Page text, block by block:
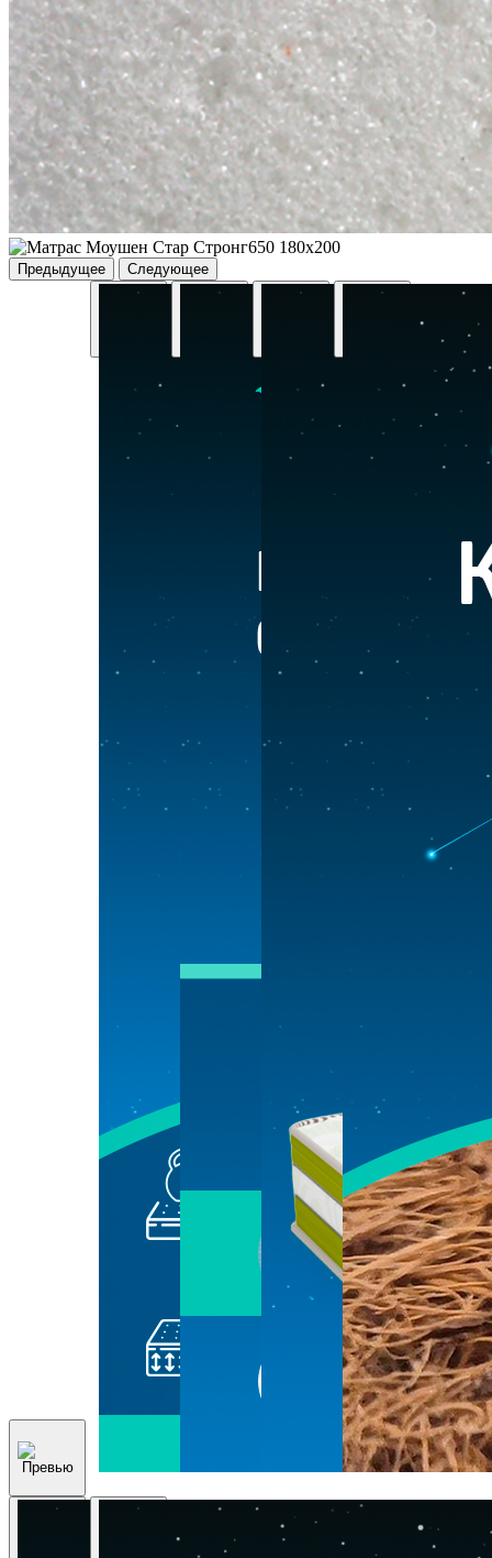
Предыдущее Следующее